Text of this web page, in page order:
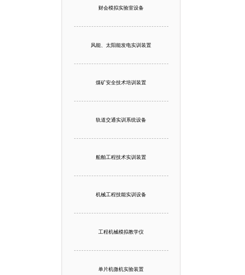
财会模拟实验室设备
风能、太阳能发电实训装置
煤矿安全技术培训装置
轨道交通实训系统设备
船舶工程技术实训装置
机械工程技能实训设备
工程机械模拟教学仪
单片机微机实验装置